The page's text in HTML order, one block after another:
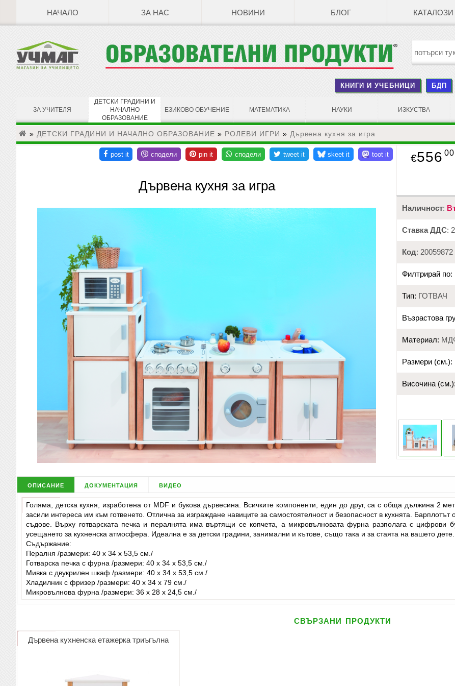
НАЧАЛО ЗА НАС НОВИНИ БЛОГ КАТАЛОЗИ
КНИГИ И УЧЕБНИЦИ БДП
ЗА УЧИТЕЛЯ
ДЕТСКИ ГРАДИНИ И
НАЧАЛНО
ОБРАЗОВАНИЕ
ЕЗИКОВО ОБУЧЕНИЕ МАТЕМАТИКА НАУКИ ИЗКУСТВА
» ДЕТСКИ ГРАДИНИ И НАЧАЛНО ОБРАЗОВАНИЕ » РОЛЕВИ ИГРИ » Дървена кухня за игра
Дървена кухня за игра
€556 00
Наличност:
Ставка ДДС:
Код: 20059872
Филтрирай по:
Тип: ГОТВАЧ
Възрастова
Материал:
Размери (см.):
Височина (см.):
описание документация видео
Голяма, детска кухня, изработена от MDF и букова дървесина. Всичките компоненти, един до друг, са с обща дължина 2
засили интереса им към готвенето. Отлична за изграждане навиците за самостоятелност и безопасност в кухнята.
съдове. Върху готварската печка и пералнята има въртящи се копчета, а микровълновата фурна разполага с цифрови
усещането за кухненска атмосфера. Идеална е за детски градини, занимални и кътове, също така и за стаята на вашето дете.
Съдържание:
Пералня /размери: 40 x 34 x 53,5 см./
Готварска печка с фурна /размери: 40 x 34 x 53,5 см./
Мивка с двукрилен шкаф /размери: 40 x 34 x 53,5 см./
Хладилник с фризер /размери: 40 x 34 x 79 см./
Микровълнова фурна /размери: 36 x 28 x 24,5 см./
свързани продукти
Дървена кухненска етажерка триъгълна